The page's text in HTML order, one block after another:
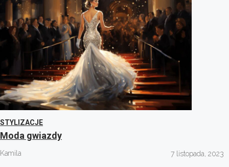
STYLIZACJE
Moda gwiazdy
Kamila 7 listopada, 2023